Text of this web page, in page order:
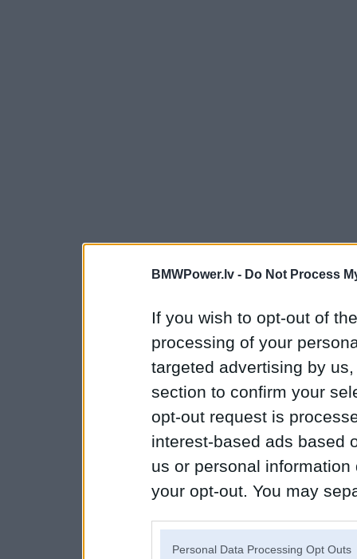
BMWPower.lv - Do Not Process
If you wish to opt-out of
processing of your
targeted advertising by
section to confirm your
opt-out request is
interest-based ads based
us or personal
your opt-out. You may
Personal Data Processing Opt Outs